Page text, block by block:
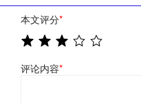
本文评分*
评论内容*